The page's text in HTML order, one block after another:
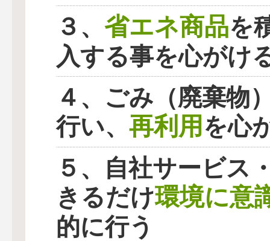
３、 省エネ商品を
入する事を心がけ
４、ごみ（廃棄物
行い、 再利用を心
５、自社サービス
きるだけ環境に意
的に行う